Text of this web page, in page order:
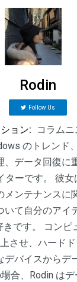
Rodin
Follow Us
ョン:
コラムニ
のトレンド
、データ回復に
ターです。 彼
メンテナンスに
いて自分のアイ
です。 コンピ
させ、ハード
デバイスからデ
合、Rodin は